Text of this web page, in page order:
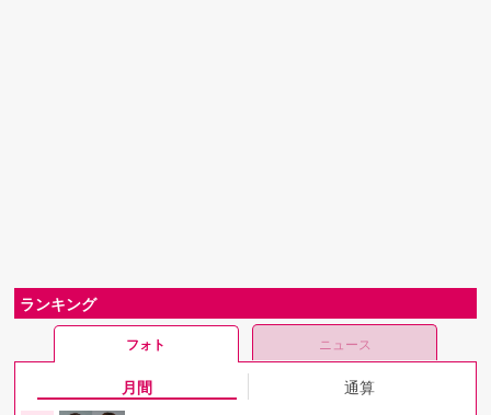
ランキング
フォト ニュース
月間 通算